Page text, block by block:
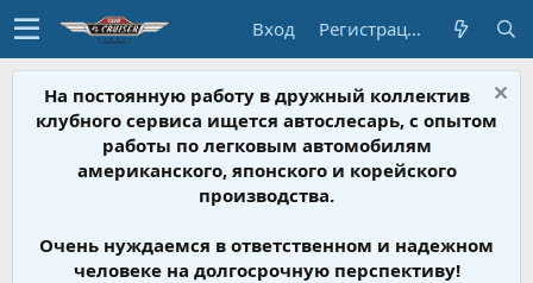
Вход Регистрация
На постоянную работу в дружный коллектив
клубного сервиса ищется автослесарь, с опытом
работы по легковым автомобилям
американского, японского и корейского
производства.
Очень нуждаемся в ответственном и надежном
человеке на долгосрочную перспективу!